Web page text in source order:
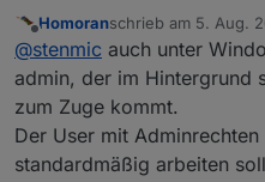
@stenmicsagte in
Updates, Linux ist
alle 3 Varianten
Ergebnis
ich werde linux nie
„Admin“ nicht mal
durchführen. warum
noch.
Offline
Homoranschrieb am 5. Aug.
zuletzt editiert von
@stenmic auch unter
admin, der im Hintergrund
zum Zuge kommt.
Der User mit
standardmäßig arbeiten